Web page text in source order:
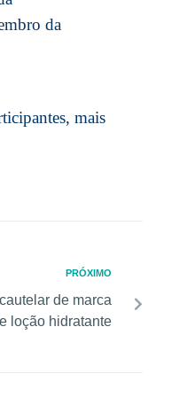
da
mais
PRÓXIMO
de marca
loção hidratante